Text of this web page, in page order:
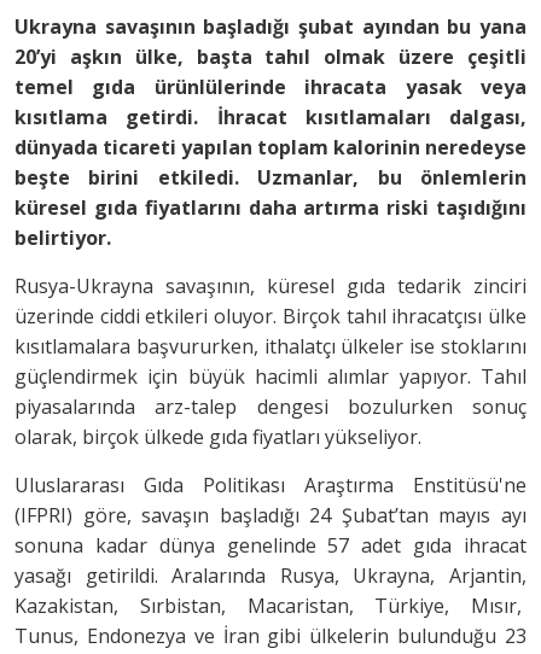
Ukrayna savaşının başladığı şubat ayından bu yana
20’yi aşkın ülke, başta tahıl olmak üzere çeşitli
temel gıda ürünlülerinde ihracata yasak veya
kısıtlama getirdi. İhracat kısıtlamaları dalgası,
dünyada ticareti yapılan toplam kalorinin neredeyse
beşte birini etkiledi. Uzmanlar, bu önlemlerin
küresel gıda fiyatlarını daha artırma riski taşıdığını
belirtiyor.
Rusya-Ukrayna savaşının, küresel gıda tedarik zinciri
üzerinde ciddi etkileri oluyor. Birçok tahıl ihracatçısı ülke
kısıtlamalara başvururken, ithalatçı ülkeler ise stoklarını
güçlendirmek için büyük hacimli alımlar yapıyor. Tahıl
piyasalarında arz-talep dengesi bozulurken sonuç
olarak, birçok ülkede gıda fiyatları yükseliyor.
Uluslararası Gıda Politikası Araştırma Enstitüsü'ne
(IFPRI) göre, savaşın başladığı 24 Şubat’tan mayıs ayı
sonuna kadar dünya genelinde 57 adet gıda ihracat
yasağı getirildi. Aralarında Rusya, Ukrayna, Arjantin,
Kazakistan, Sırbistan, Macaristan, Türkiye, Mısır,
Tunus, Endonezya ve İran gibi ülkelerin bulunduğu 23